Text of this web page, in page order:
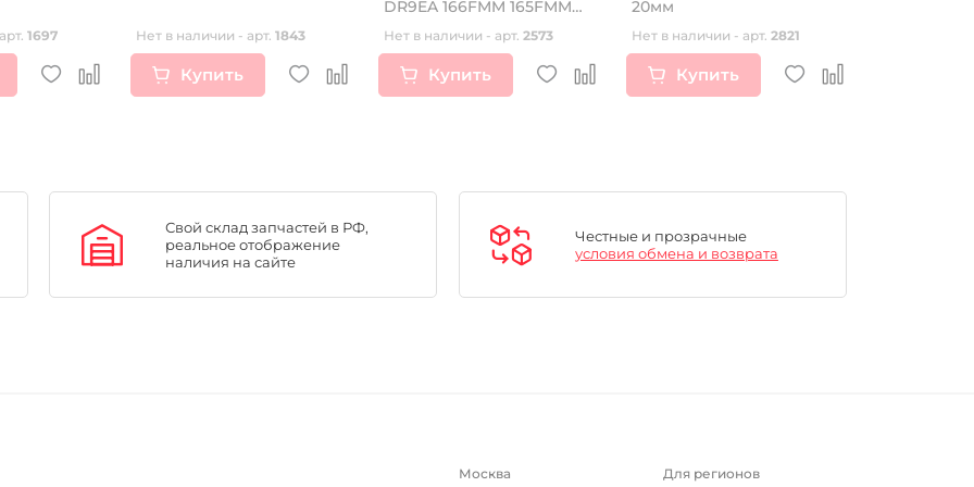
1697 Нет в наличии - арт. 1843
Купить
DR9EA 166FMM 165FMM
169FMM 172FMM
Нет в наличии - арт. 2573
Купить
20мм
Нет в наличии - арт. 2821
Купить
Свой склад запчастей в РФ,
реальное отображение
наличия на сайте
Честные и прозрачные
условия обмена и возврата
Москва Для регионов